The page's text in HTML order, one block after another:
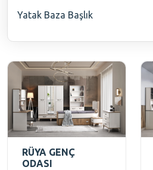
RÜYA GENÇ
ODASI
Yatak Baza Başlık